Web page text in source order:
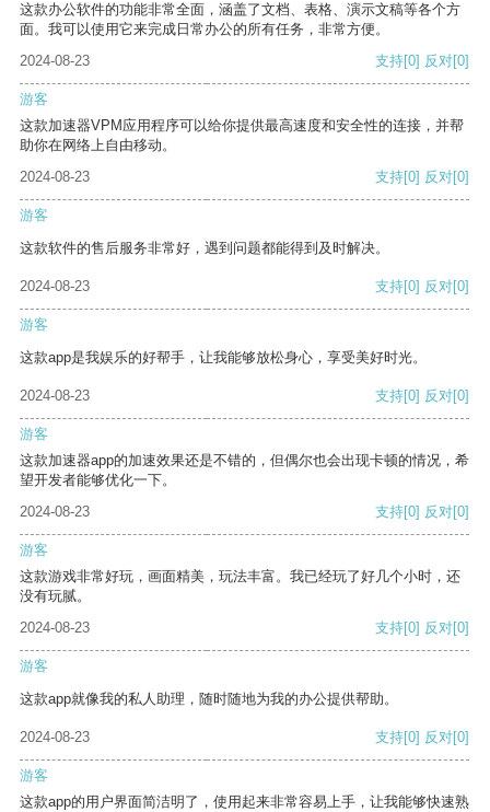
这款办公软件的功能非常全面，涵盖了文档、表格、演示文稿等各个方
面。我可以使用它来完成日常办公的所有任务，非常方便。
2024-08-23
支持[0] 反对[0]
游客
这款加速器VPM应用程序可以给你提供最高速度和安全性的连接，并帮
助你在网络上自由移动。
2024-08-23
支持[0] 反对[0]
游客
这款软件的售后服务非常好，遇到问题都能得到及时解决。
2024-08-23 支持[0] 反对[0]
游客
这款app是我娱乐的好帮手，让我能够放松身心，享受美好时光。
2024-08-23 支持[0] 反对[0]
游客
这款加速器app的加速效果还是不错的，但偶尔也会出现卡顿的情况，希
望开发者能够优化一下。
2024-08-23
支持[0] 反对[0]
游客
这款游戏非常好玩，画面精美，玩法丰富。我已经玩了好几个小时，还
没有玩腻。
2024-08-23
支持[0] 反对[0]
游客
这款app就像我的私人助理，随时随地为我的办公提供帮助。
2024-08-23 支持[0] 反对[0]
游客
这款app的用户界面简洁明了，使用起来非常容易上手，让我能够快速熟